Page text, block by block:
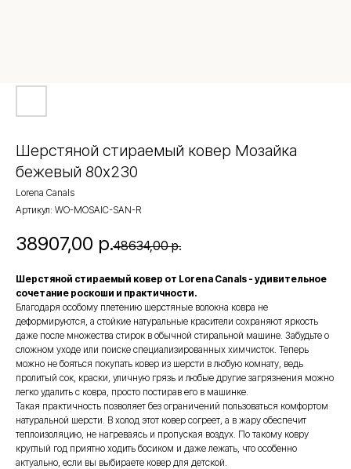
Шерстяной стираемый ковер Мозайка
бежевый 80х230
Lorena Canals
Артикул: WO-MOSAIC-SAN-R
38907,00 р.48634,00 р.
Шерстяной стираемый ковер от Lorena Canals - удивительное
сочетание роскоши и практичности.
Благодаря особому плетению шерстяные волокна ковра не
деформируются, а стойкие натуральные красители сохраняют яркость
даже после множества стирок в обычной стиральной машине. Забудьте о
сложном уходе или поиске специализированных химчисток. Теперь
можно не бояться покупать ковер из шерсти в любую комнату, ведь
пролитый сок, краски, уличную грязь и любые другие загрязнения можно
легко удалить с ковра, просто постирав его в машинке.
Такая практичность позволяет без ограничений пользоваться комфортом
натуральной шерсти. В холод этот ковер согреет, а в жару обеспечит
теплоизоляцию, не нагреваясь и пропуская воздух. По такому ковру
круглый год приятно ходить босиком и даже лежать, что особенно
актуально, если вы выбираете ковер для детской.